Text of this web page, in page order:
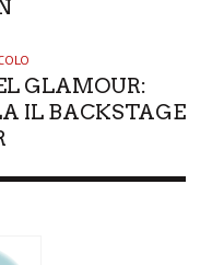
GLAMOUR:
IL BACKSTAGE